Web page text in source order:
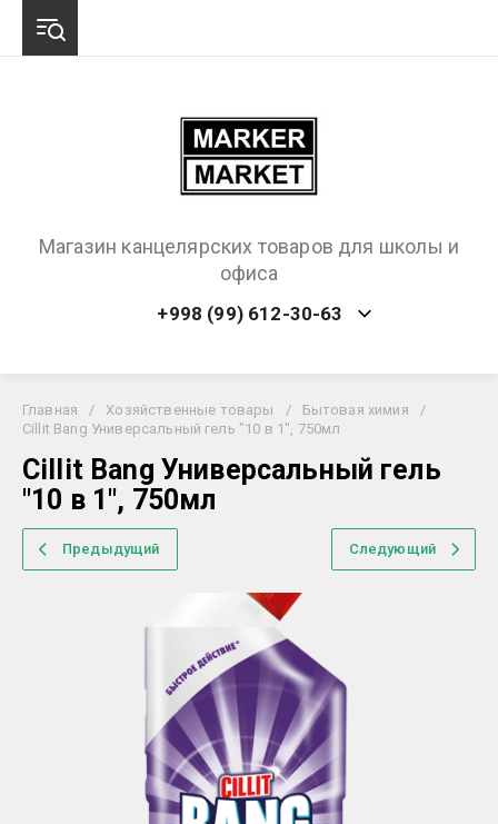
Магазин канцелярских товаров для школы и
офиса
+998 (99) 612-30-63
Главная / Хозяйственные товары / Бытовая химия
/
Cillit Bang Универсальный гель "10 в 1", 750мл
Cillit Bang Универсальный гель
"10 в 1", 750мл
Предыдущий Следующий